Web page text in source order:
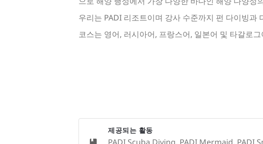
우리는 PADI 리조트이며 강사 수준까지 펀 다이빙
코스는 영어, 러시아어, 프랑스어, 일본어 및 타갈로
제공되는 활동